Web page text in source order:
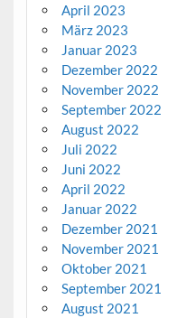
April 2023
März 2023
Januar 2023
Dezember 2022
November 2022
September 2022
August 2022
Juli 2022
Juni 2022
April 2022
Januar 2022
Dezember 2021
November 2021
Oktober 2021
September 2021
August 2021